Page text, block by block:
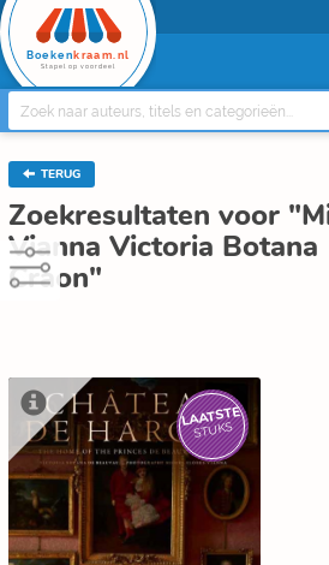
Boeken kraam.nl
Stapel op voordeel
TERUG
Zoekresultaten voor
Vianna Victoria
Craon"
LAATSTE
STUKS